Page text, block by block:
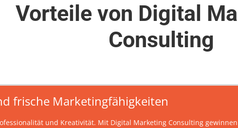
Vorteile von Digital
Consulting
frische Marketingfähigkeiten
und Kreativität. Mit Digital Marketing Consulting